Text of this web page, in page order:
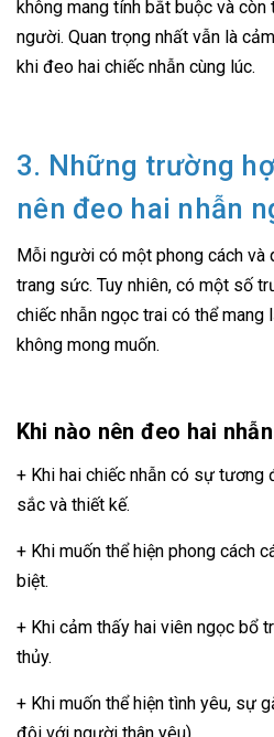
không mang tính bắt buộc và
người. Quan trọng nhất vẫn là
khi đeo hai chiếc nhẫn cùng lúc.
3. Những trường
nên đeo hai nhẫn
Mỗi người có một phong cách và
trang sức. Tuy nhiên, có một số
chiếc nhẫn ngọc trai có thể
không mong muốn.
Khi nào nên đeo hai
+ Khi hai chiếc nhẫn có sự tương
sắc và thiết kế.
+ Khi muốn thể hiện phong cách
biệt.
+ Khi cảm thấy hai viên ngọc bổ
thủy.
+ Khi muốn thể hiện tình yêu, sự